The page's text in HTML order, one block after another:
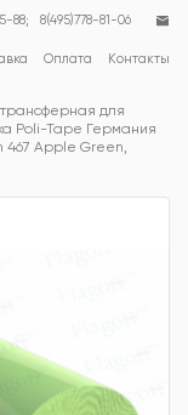
Оплата Контакты
88; 8(495)778-81-06
для
Poli-Tape Германия
467 Apple Green,